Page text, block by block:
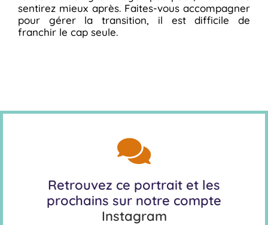
sentirez mieux après. Faites-vous accompagner
pour gérer la transition, il est difficile de
franchir le cap seule.
Retrouvez ce portrait et les
prochains sur notre compte
Instagram